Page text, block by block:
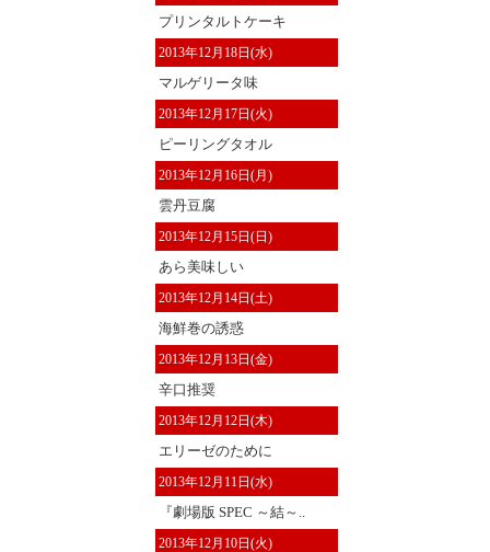
プリンタルトケーキ
2013年12月18日(水)
マルゲリータ味
2013年12月17日(火)
ピーリングタオル
2013年12月16日(月)
雲丹豆腐
2013年12月15日(日)
あら美味しい
2013年12月14日(土)
海鮮巻の誘惑
2013年12月13日(金)
辛口推奨
2013年12月12日(木)
エリーゼのために
2013年12月11日(水)
『劇場版 SPEC ～結～..
2013年12月10日(火)